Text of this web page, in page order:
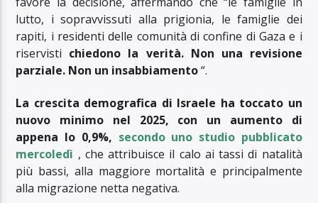
lutto, i sopravvissuti alla prigionia, le famiglie dei
rapiti, i residenti delle comunità di confine di Gaza e i
riservisti chiedono la verità. Non una revisione
parziale. Non un insabbiamento“.
La crescita demografica di Israele ha toccato un
nuovo minimo nel 2025, con un aumento di
appena lo 0,9%, secondo uno studio pubblicato
mercoledì , che attribuisce il calo ai tassi di natalità
più bassi, alla maggiore mortalità e principalmente
alla migrazione netta negativa.